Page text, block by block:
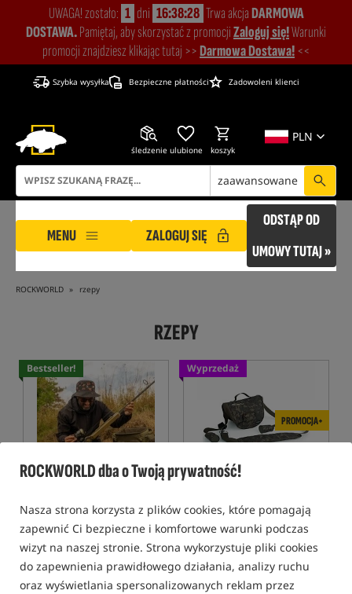
ROCKWORLD dba o Twoją prywatność!
Nasza strona korzysta z plików cookies, które pomagają
zapewnić Ci bezpieczne i komfortowe warunki podczas
wizyt na naszej stronie. Strona wykorzystuje pliki cookies
do zapewnienia prawidłowego działania, analizy ruchu
oraz wyświetlania spersonalizowanych reklam przez
UWAGA! zostało: 1 dni 16:38:27 Trwa akcjaDARMOWA
DOSTAWA.Pamiętaj, aby skorzystać z promocjiZaloguj się!Warunki
promocji znajdziesz klikając tutaj >>Darmowa Dostawa! <<
Szybka wysyłka Bezpieczne płatności Zadowoleni klienci
PLN
śledzenie ulubione koszyk
zaawansowane
MENU ZALOGUJ SIĘ
ODSTĄP OD
UMOWY TUTAJ »
ROCKWORLD rzepy
RZEPY
Bestseller!
Ochraniacz transportowy do zestawu karpiowego
106,99PLN
otrzymujesz 0,94 pkt
Wyprzedaż
PROMOCJA+
& Rod Tip Protector
166,99PLN
Cena kat.: 219,00/ -24%
Min. cena z 30 dni przed
obniżką: 166.99